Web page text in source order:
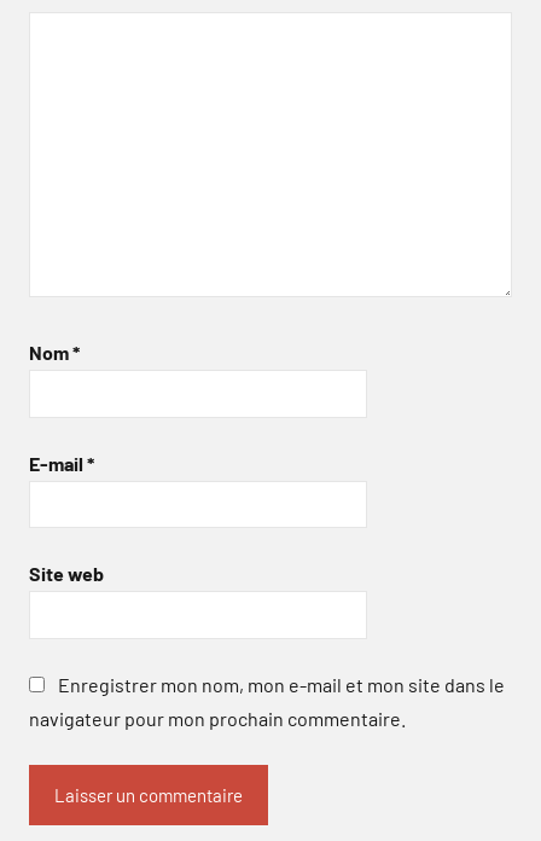
Nom*
E-mail *
Site web
Enregistrer mon nom, mon e-mail et mon site dans le
navigateur pour mon prochain commentaire.